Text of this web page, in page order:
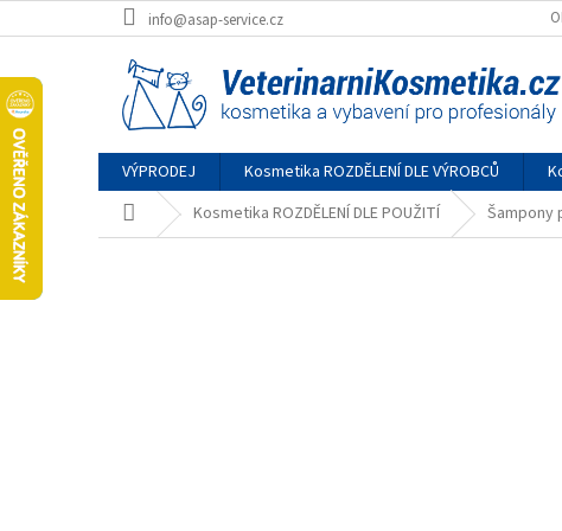
na
info@asap-service.cz
VÝPRODEJ Kosmetika ROZDĚLENÍ DLE VÝROBCŮ
Domů Kosmetika ROZDĚLENÍ DLE POUŽITÍ Šampony